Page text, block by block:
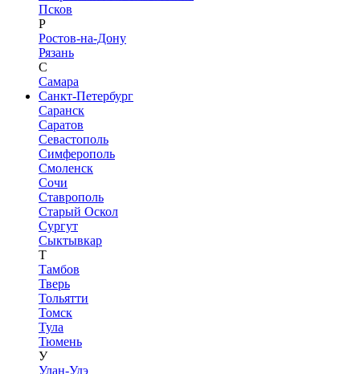
Псков
Р
Ростов-на-Дону
Рязань
С
Самара
Санкт-Петербург
Саранск
Саратов
Севастополь
Симферополь
Смоленск
Сочи
Ставрополь
Старый Оскол
Сургут
Сыктывкар
Т
Тамбов
Тверь
Тольятти
Томск
Тула
Тюмень
У
Улан-Удэ